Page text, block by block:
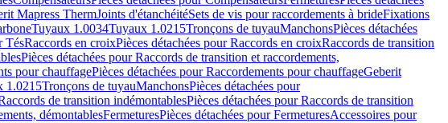
Mapress ThermJoints d'étanchéitéSets de vis pour raccordements à brideFixations
Tuyaux 1.0034Tuyaux 1.0215Tronçons de tuyauManchonsPièces détachées
TésRaccords en croixPièces détachées pour Raccords en croixRaccords de transition
Pièces détachées pour Raccords de transition et raccordements,
pour chauffagePièces détachées pour Raccordements pour chauffageGeberit
1.0215Tronçons de tuyauManchonsPièces détachées pour
de transition indémontablesPièces détachées pour Raccords de transition
démontablesFermeturesPièces détachées pour FermeturesAccessoires pour